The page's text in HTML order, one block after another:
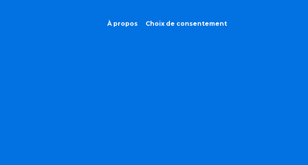
À propos Choix de consentement